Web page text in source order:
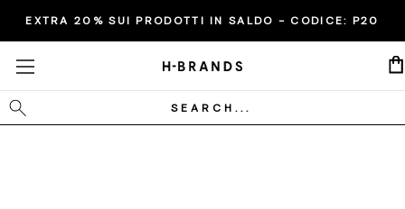
EXTRA 20% SUI PRODOTTI IN SALDO - CODICE: P20
Cerca